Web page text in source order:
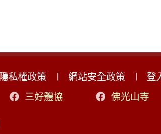
隱私權政策 網站安全政策
登
三好體協 佛光山寺